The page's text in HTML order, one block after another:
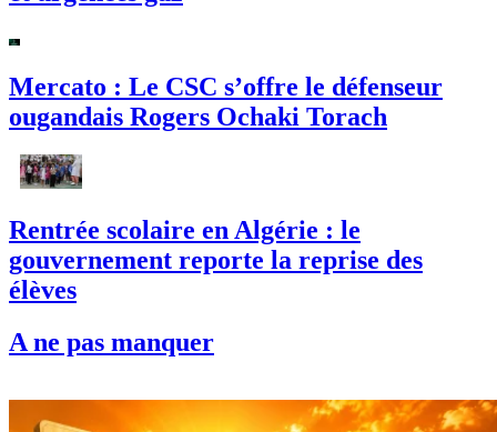
Mercato : Le CSC s’offre le défenseur
ougandais Rogers Ochaki Torach
Rentrée scolaire en Algérie : le
gouvernement reporte la reprise des
A ne pas manquer